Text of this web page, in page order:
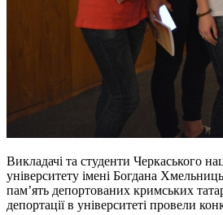
Викладачі та студенти Черкаського
університету імені Богдана
пам’ять депортованих кримських
депортації в університеті провели